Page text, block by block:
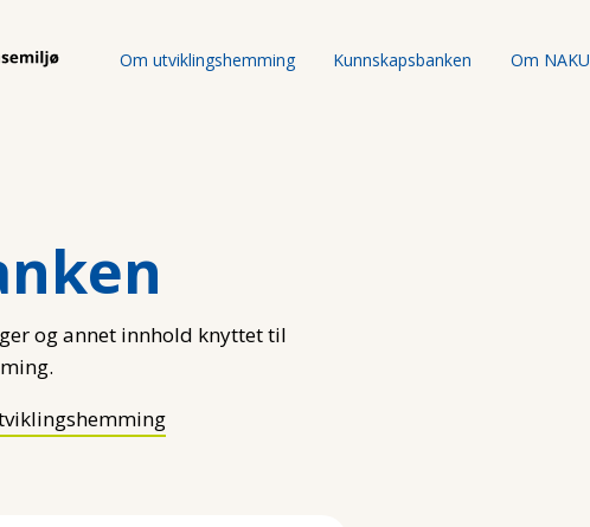
Om utviklingshemming Kunnskapsbanken Om NAKU
og annet innhold knyttet til